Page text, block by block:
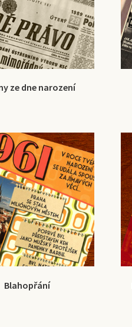
ze dne narození
Blahopřání